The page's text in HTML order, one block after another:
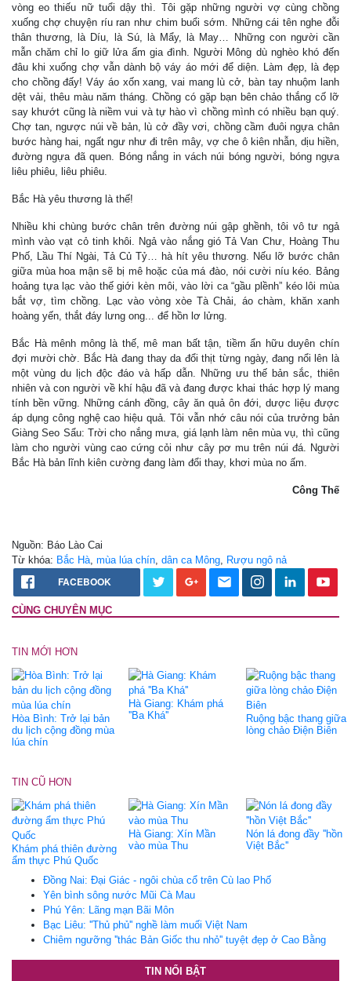
vòng eo thiếu nữ tuổi dậy thì. Tôi gặp những người vợ cùng chồng
xuống chợ chuyện ríu ran như chim buổi sớm. Những cái tên nghe đỗi
thân thương, là Díu, là Sú, là Mẩy, là May… Những con người cần
mẫn chăm chỉ lo giữ lửa ấm gia đình. Người Mông dù nghèo khó đến
đâu khi xuống chợ vẫn dành bộ váy áo mới để diện. Làm đẹp, là đẹp
cho chồng đấy! Váy áo xốn xang, vai mang lù cở, bàn tay nhuộm lanh
dệt vải, thêu màu năm tháng. Chồng có gặp bạn bên chảo thắng cố lỡ
say khướt cũng là niềm vui và tự hào vì chồng mình có nhiều bạn quý.
Chợ tan, ngược núi về bản, lù cở đầy vơi, chồng cầm đuôi ngựa chân
bước hàng hai, ngất ngư như đi trên mây, vợ che ô kiên nhẫn, dịu hiền,
đường ngựa đã quen. Bóng nắng in vách núi bóng người, bóng ngựa
liêu phiêu, liêu phiêu.
Bắc Hà yêu thương là thế!
Nhiều khi chùng bước chân trên đường núi gập ghềnh, tôi vô tư ngả
mình vào vạt cỏ tinh khôi. Ngả vào nắng gió Tả Van Chư, Hoàng Thu
Phố, Lầu Thí Ngài, Tả Củ Tỷ… hà hít yêu thương. Nếu lỡ bước chân
giữa mùa hoa mận sẽ bị mê hoặc của má đào, nói cười níu kéo. Bảng
hoảng tựa lạc vào thế giới kèn môi, vào lời ca “gầu plềnh” kéo lôi mùa
bắt vợ, tìm chồng. Lạc vào vòng xòe Tà Chải, áo chàm, khăn xanh
hoàng yến, thắt đáy lưng ong... để hồn lơ lửng.
Bắc Hà mênh mông là thế, mê man bất tận, tiềm ẩn hữu duyên chín
đợi mười chờ. Bắc Hà đang thay da đổi thịt từng ngày, đang nổi lên là
một vùng du lịch độc đáo và hấp dẫn. Những ưu thế bản sắc, thiên
nhiên và con người về khí hậu đã và đang được khai thác hợp lý mang
tính bền vững. Những cánh đồng, cây ăn quả ôn đới, dược liệu được
áp dụng công nghệ cao hiệu quả. Tôi vẫn nhớ câu nói của trưởng bản
Giàng Seo Sẩu: Trời cho nắng mưa, giá lạnh làm nên mùa vụ, thì cũng
làm cho người vùng cao cứng cỏi như cây pơ mu trên núi đá. Người
Bắc Hà bản lĩnh kiên cường đang làm đổi thay, khơi mùa no ấm.
Công Thế
Nguồn: Báo Lào Cai
Từ khóa: Bắc Hà mùa lúa chín dân ca Mông Rượu ngô nả
FACEBOOK
CÙNG CHUYÊN MỤC
TIN MỚI HƠN
Hòa Bình: Trở lại bản
du lịch cộng đồng mùa
lúa chín
Hà Giang: Khám phá
''Ba Khá''
Ruộng bậc thang giữa
lòng chảo Điện Biên
TIN CŨ HƠN
Khám phá thiên đường
ẩm thực Phú Quốc
Hà Giang: Xín Mần
vào mùa Thu
Nón lá đong đầy ''hồn
Việt Bắc''
Đồng Nai: Đại Giác - ngôi chùa cổ trên Cù lao Phố
Yên bình sông nước Mũi Cà Mau
Phú Yên: Lãng mạn Bãi Môn
Bạc Liêu: ''Thủ phủ'' nghề làm muối Việt Nam
Chiêm ngưỡng ''thác Bản Giốc thu nhỏ'' tuyệt đẹp ở Cao Bằng
TIN NỔI BẬT